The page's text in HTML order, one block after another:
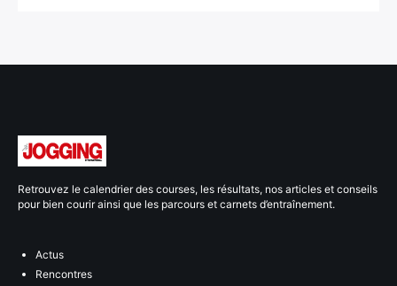
Retrouvez le calendrier des courses, les résultats, nos articles et conseils
pour bien courir ainsi que les parcours et carnets d’entraînement.
Actus
Rencontres